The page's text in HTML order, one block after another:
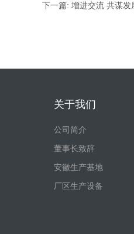
下一篇: 增进交流 共谋
关于我们
公司简介
董事长致辞
安徽生产基地
厂区生产设备